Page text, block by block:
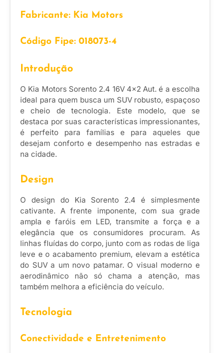
Fabricante: Kia Motors
Código Fipe: 018073-4
Introdução
O Kia Motors Sorento 2.4 16V 4×2 Aut. é a escolha
ideal para quem busca um SUV robusto, espaçoso
e cheio de tecnologia. Este modelo, que se
destaca por suas características impressionantes,
é perfeito para famílias e para aqueles que
desejam conforto e desempenho nas estradas e
na cidade.
Design
O design do Kia Sorento 2.4 é simplesmente
cativante. A frente imponente, com sua grade
ampla e faróis em LED, transmite a força e a
elegância que os consumidores procuram. As
linhas fluídas do corpo, junto com as rodas de liga
leve e o acabamento premium, elevam a estética
do SUV a um novo patamar. O visual moderno e
aerodinâmico não só chama a atenção, mas
também melhora a eficiência do veículo.
Tecnologia
Conectividade e Entretenimento